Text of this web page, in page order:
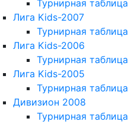
Турнирная таблица
Лига Kids-2007
Турнирная таблица
Лига Kids-2006
Турнирная таблица
Лига Kids-2005
Турнирная таблица
Дивизион 2008
Турнирная таблица